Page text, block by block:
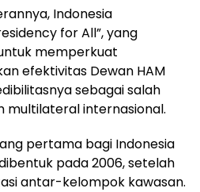
Indonesia
for All”, yang
memperkuat
efektivitas Dewan HAM
sebagai salah
multilateral internasional.
pertama bagi Indonesia
pada 2006, setelah
antar-kelompok kawasan.